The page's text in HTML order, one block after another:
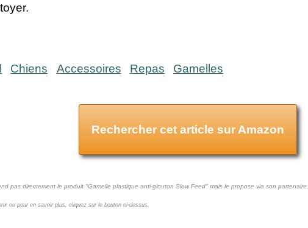
Chiens Accessoires Repas Gamelles
Rechercher cet article sur Amazon
pas directement le produit "Gamelle plastique anti-glouton Slow Feed" mais le propose via son partenaire.
ou pour en savoir plus, cliquez sur le bouton ci-dessus.